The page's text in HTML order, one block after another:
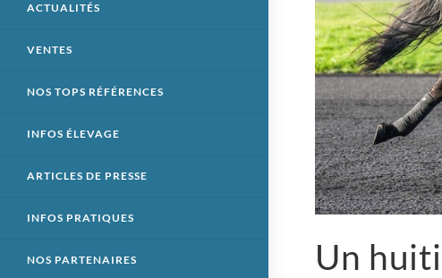
ACTUALITÉS
VENTES
NOS TOPS RÉFÉRENCES
INFOS ÉLEVAGE
ARTICLES DE PRESSE
INFOS PRATIQUES
NOS PARTENAIRES
Un